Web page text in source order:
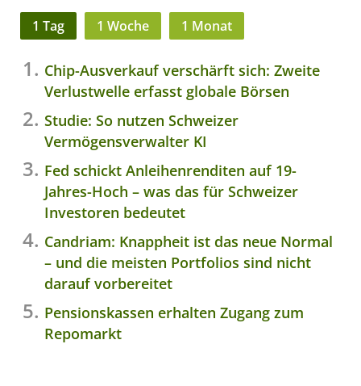
1 Tag 1 Woche 1 Monat
Chip-Ausverkauf verschärft sich: Zweite
Verlustwelle erfasst globale Börsen
Studie: So nutzen Schweizer
Vermögensverwalter KI
Fed schickt Anleihenrenditen auf 19-
Jahres-Hoch – was das für Schweizer
Investoren bedeutet
Candriam: Knappheit ist das neue Normal
– und die meisten Portfolios sind nicht
darauf vorbereitet
Pensionskassen erhalten Zugang zum
Repomarkt